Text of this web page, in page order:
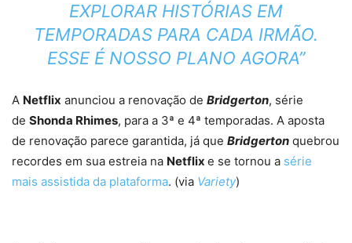
EXPLORAR HISTÓRIAS EM
TEMPORADAS PARA CADA IRMÃO.
ESSE É NOSSO PLANO AGORA”
A Netflix anunciou a renovação de Bridgerton, série
de Shonda Rhimes, para a 3ª e 4ª temporadas. A aposta
de renovação parece garantida, já que Bridgerton quebrou
recordes em sua estreia na Netflix e se tornou a série
mais assistida da plataforma. (via Variety)